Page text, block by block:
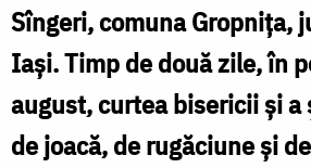
Sîngeri, comuna Gropnița,
Iași.Timp de două zile, în
august, curtea bisericii și
de joacă, de rugăciune și